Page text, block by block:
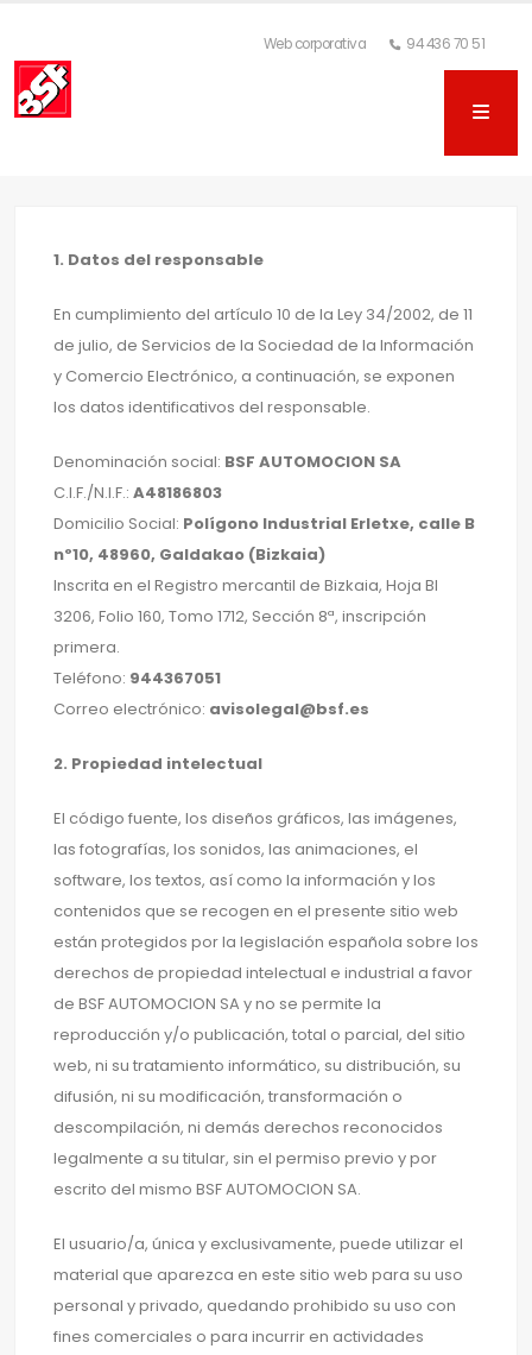
Web corporativa 94 436 70 51
1. Datos del responsable
En cumplimiento del artículo 10 de la Ley 34/2002, de 11
de julio, de Servicios de la Sociedad de la Información
y Comercio Electrónico, a continuación, se exponen
los datos identificativos del responsable.
Denominación social: BSF AUTOMOCION SA
C.I.F./N.I.F.: A48186803
Domicilio Social: Polígono Industrial Erletxe, calle B
nº10, 48960, Galdakao (Bizkaia)
Inscrita en el Registro mercantil de Bizkaia, Hoja BI
3206, Folio 160, Tomo 1712, Sección 8ª, inscripción
primera.
Teléfono: 944367051
Correo electrónico: avisolegal@bsf.es
2. Propiedad intelectual
El código fuente, los diseños gráficos, las imágenes,
las fotografías, los sonidos, las animaciones, el
software, los textos, así como la información y los
contenidos que se recogen en el presente sitio web
están protegidos por la legislación española sobre los
derechos de propiedad intelectual e industrial a favor
de BSF AUTOMOCION SA y no se permite la
reproducción y/o publicación, total o parcial, del sitio
web, ni su tratamiento informático, su distribución, su
difusión, ni su modificación, transformación o
descompilación, ni demás derechos reconocidos
legalmente a su titular, sin el permiso previo y por
escrito del mismo BSF AUTOMOCION SA.
El usuario/a, única y exclusivamente, puede utilizar el
material que aparezca en este sitio web para su uso
personal y privado, quedando prohibido su uso con
fines comerciales o para incurrir en actividades